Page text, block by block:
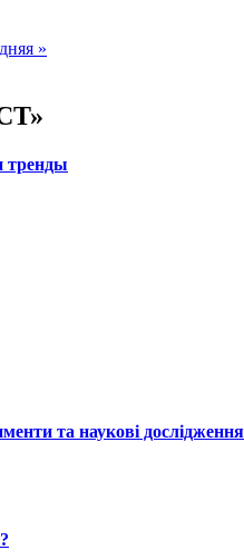
»
тренды
та наукові дослідження